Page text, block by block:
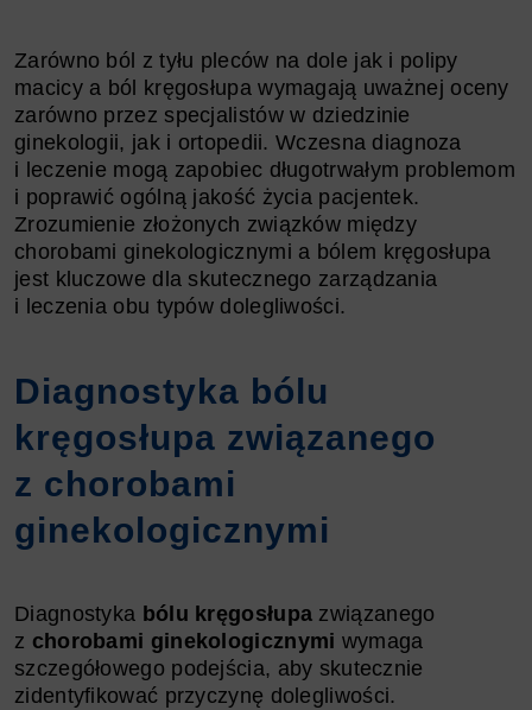
Zarówno ból z tyłu pleców na dole jak i polipy
macicy a ból kręgosłupa wymagają uważnej oceny
zarówno przez specjalistów w dziedzinie
ginekologii, jak i ortopedii. Wczesna diagnoza
i leczenie mogą zapobiec długotrwałym problemom
i poprawić ogólną jakość życia pacjentek.
Zrozumienie złożonych związków między
chorobami ginekologicznymi a bólem kręgosłupa
jest kluczowe dla skutecznego zarządzania
i leczenia obu typów dolegliwości.
Diagnostyka bólu
kręgosłupa związanego
z chorobami
ginekologicznymi
Diagnostyka bólu kręgosłupa związanego
z chorobami ginekologicznymi wymaga
szczegółowego podejścia, aby skutecznie
zidentyfikować przyczynę dolegliwości.